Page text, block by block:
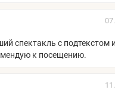
спектакль с
к посещению.